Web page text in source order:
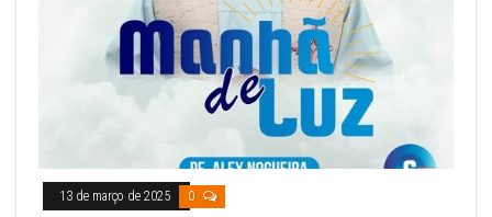
13 de março de 2025 0